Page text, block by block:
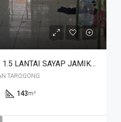
DIJUAL CEPAT RUKO 1.5 LANTAI SAYAP JAMIKA MASUK HNYA 30 MTR DR JALAN MAIN ROAD JAMIKA HARGA MURAHHH. JL BABAKAN TAROGONG
TAROGONG
143m²